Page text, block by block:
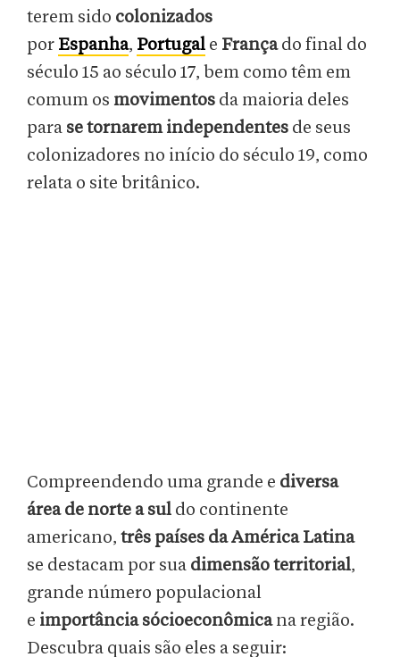
terem sido colonizados
por Espanha, Portugal e Françado final do
século 15 ao século 17, bem como têm em
comum os movimentos da maioria deles
para se tornarem independentes de seus
colonizadores no início do século 19, como
relata o site britânico.
Compreendendo uma grande e diversa
área de norte a sul do continente
americano, três países da América Latina
se destacam por sua dimensão territorial,
grande número populacional
e importância sócioeconômicana região.
Descubra quais são eles a seguir: